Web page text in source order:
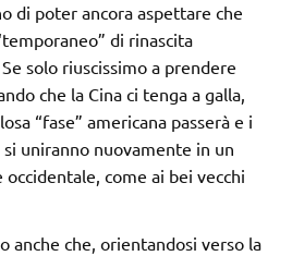
di poter ancora aspettare che
di rinascita
solo riuscissimo a prendere
che la Cina ci tenga a galla,
“fase” americana passerà e i
uniranno nuovamente in un
come ai bei vecchi
anche che, orientandosi verso la